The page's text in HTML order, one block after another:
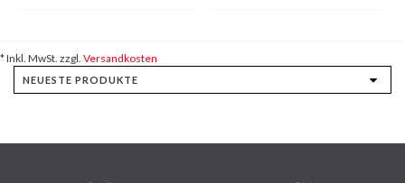
* Inkl. MwSt. zzgl. Versandkosten